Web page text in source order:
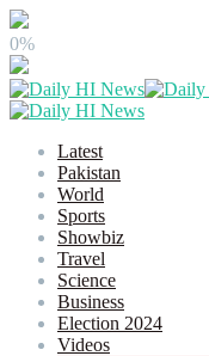
0%
Latest
Pakistan
World
Sports
Showbiz
Travel
Science
Business
Election 2024
Videos